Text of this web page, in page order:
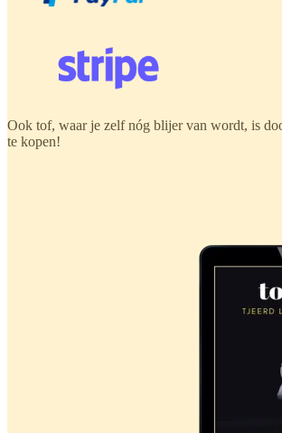
Ook tof, waar je zelf nóg blijer van wordt, is
te kopen!